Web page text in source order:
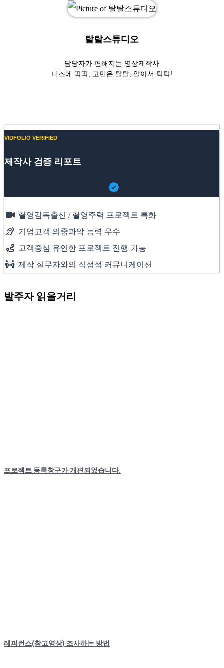
탈탈스튜디오
담당자가 편해지는 영상제작사
니즈에 딱딱, 고민은 탈탈, 알아서 탁탁!
VIDFOLIO VERIFIED
제작사 검증 리포트
촬영감독출신 / 촬영주력 프로젝트 특화
기업고객 의중파악 능력 우수
고객중심 유연한 프로젝트 진행 가능
제작 실무자와의 직접적 커뮤니케이션
발주자 읽을거리
프로젝트 등록창구가 개편되었습니다.
레퍼런스(참고영상) 조사하는 방법